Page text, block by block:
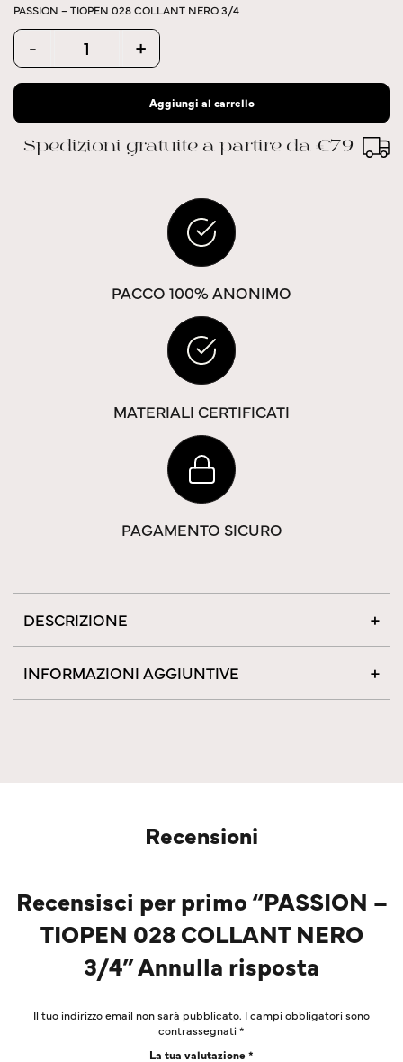
PASSION – TIOPEN 028 COLLANT NERO 3/4
Quantity
- +
Aggiungi al carrello
Spedizioni gratuite a partire da €79
PACCO 100% ANONIMO
MATERIALI CERTIFICATI
PAGAMENTO SICURO
DESCRIZIONE
INFORMAZIONI AGGIUNTIVE
Recensioni
Recensisci per primo “PASSION –
TIOPEN 028 COLLANT NERO
3/4” Annulla risposta
Il tuo indirizzo email non sarà pubblicato. I campi obbligatori sono
contrassegnati*
La tua valutazione*